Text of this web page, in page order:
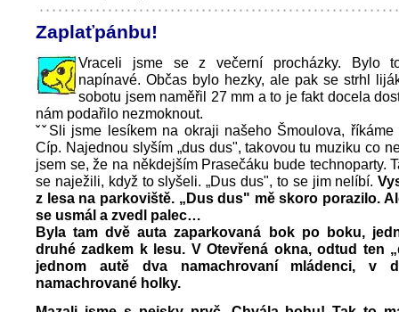
Zaplaťpánbu!
Vraceli jsme se z večerní procházky. Bylo
napínavé. Občas bylo hezky, ale pak se strhl
sobotu jsem naměřil 27 mm a to je fakt docela
nám podařilo nezmoknout.
ˇˇSli jsme lesíkem na okraji našeho Šmoulova,
Cíp. Najednou slyším „dus dus", takovou tu muziku co
jsem se, že na někdejším Prasečáku bude technoparty.
se naježili, když to slyšeli. „Dus dus", to se jim nelíbí.
z lesa na parkoviště. „Dus dus" mě skoro porazilo.
se usmál a zvedl palec…
Byla tam dvě auta zaparkovaná bok po boku,
druhé zadkem k lesu. V Otevřená okna, odtud ten
jednom autě dva namachrovaní mládenci, v
namachrované holky.